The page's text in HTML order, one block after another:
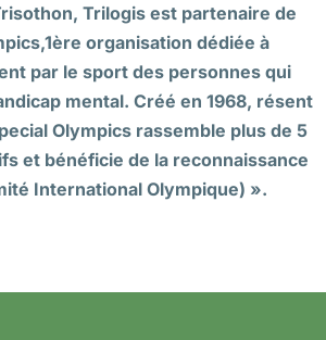
Trilogis est partenaire de
organisation dédiée à
par le sport des personnes qui
mental. Créé en 1968, résent
Olympics rassemble plus de 5
et bénéficie de la reconnaissance
International Olympique) ».